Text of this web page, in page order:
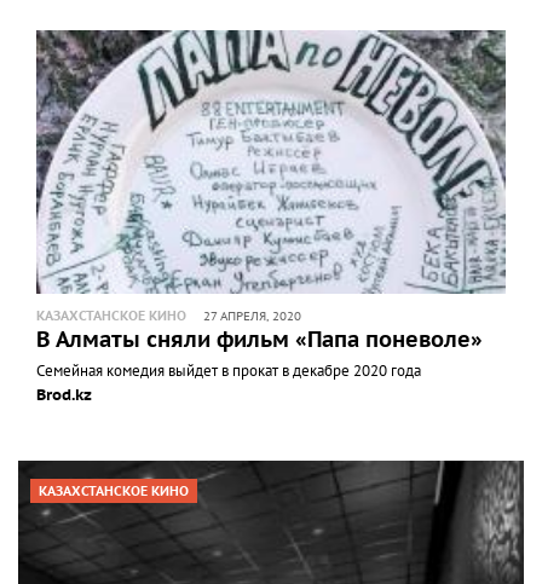
КАЗАХСТАНСКОЕ КИНО 27 АПРЕЛЯ, 2020
В Алматы сняли фильм «Папа поневоле»
Семейная комедия выйдет в прокат в декабре 2020 года
Brod.kz
КАЗАХСТАНСКОЕ КИНО